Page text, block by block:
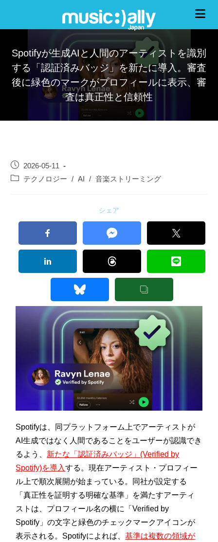
Spotifyが生成AIと人間のアーティストを識別
する「認証済みバッジ」を新たに導入。審査
後に緑色のマークがプロフィールに表示、審
査は真正性と信頼性
2026-05-11
テクノロジー
/ AI / 音楽ストリーミング
シェア
Spotifyは、同プラットフォーム上でアーティストが
AI生成ではなく人間であることをユーザーが認識でき
るよう、 新たな「認証済みバッジ」(Verified by
Spotify)を導入する。現在アーティスト・プロフィー
ル上で順次展開が始まっている。同社が設定する
「真正性を証明する明確な基準」を満たすアーティ
ストは、プロフィール名の横に「Verified by
Spotify」の文字と緑色のチェックマークアイコンが
表示される。Spotifyによれば、基準は複数の領域が